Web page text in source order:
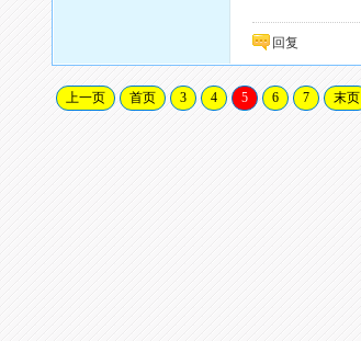
回复
上一页 首页 3 4 5 6 7 末页